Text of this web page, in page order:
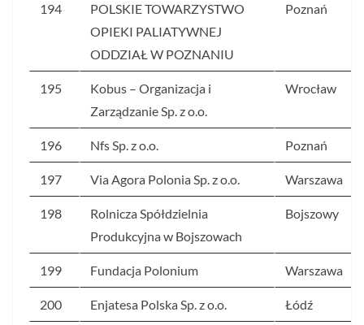
194
POLSKIE TOWARZYSTWO
OPIEKI PALIATYWNEJ
ODDZIAŁ W POZNANIU
Poznań
195
Kobus – Organizacja i
Zarządzanie Sp. z o.o.
Wrocław
196 Nfs Sp. z o.o. Poznań
197 Via Agora Polonia Sp. z o.o. Warszawa
198
Rolnicza Spółdzielnia
Produkcyjna w Bojszowach
Bojszowy
199 Fundacja Polonium Warszawa
200 Enjatesa Polska Sp. z o.o. Łódź